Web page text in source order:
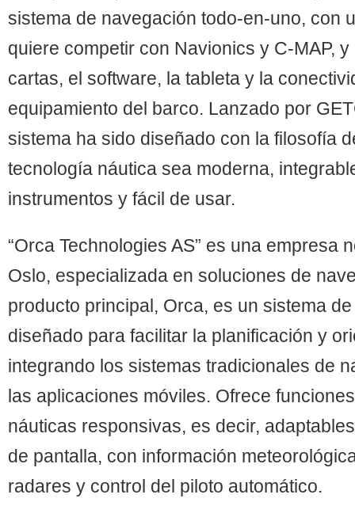
sistema de navegación todo-en-uno, con
quiere competir con Navionics y C-MAP,
cartas, el software, la tableta y la
equipamiento del barco. Lanzado por
sistema ha sido diseñado con la filosofía
tecnología náutica sea moderna,
instrumentos y fácil de usar.
“Orca Technologies AS” es una empresa
Oslo, especializada en soluciones de
producto principal, Orca, es un sistema
diseñado para facilitar la planificación y
integrando los sistemas tradicionales de
las aplicaciones móviles. Ofrece
náuticas responsivas, es decir,
de pantalla, con información
radares y control del piloto automático.